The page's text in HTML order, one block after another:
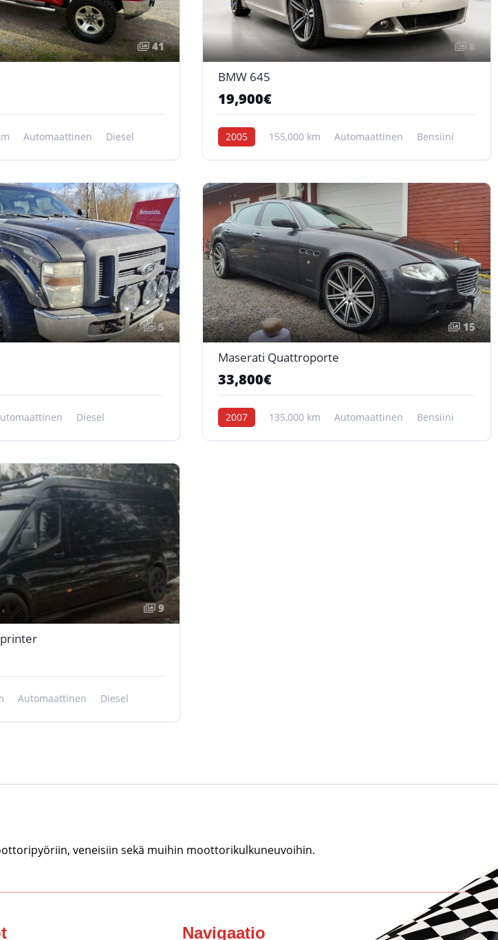
41
Automaattinen Diesel
8
BMW 645
19,900€
2005 155,000 km Automaattinen Bensiini
5
Diesel
15
Maserati Quattroporte
33,800€
2007 135,000 km Automaattinen Bensiini
9
Automaattinen Diesel
veneisiin sekä muihin moottorikulkuneuvoihin.
Navigaatio